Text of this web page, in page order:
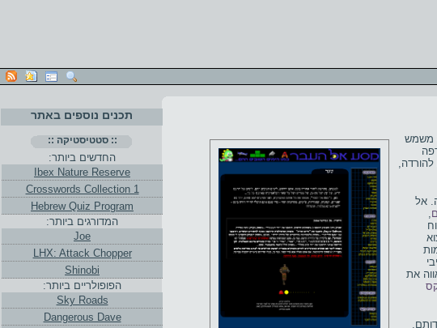
משמש
עם העדפה
להורדה,
אל
,
את
תכנים נוספים באתר
:: סטטיסטיקה ::
החדשים ביותר:
Ibex Nature Reserve
Crosswords Collection 1
Hebrew Quiz Program
המדורגים ביותר:
Joe
LHX: Attack Chopper
Shinobi
הפופולריים ביותר:
Sky Roads
Dangerous Dave